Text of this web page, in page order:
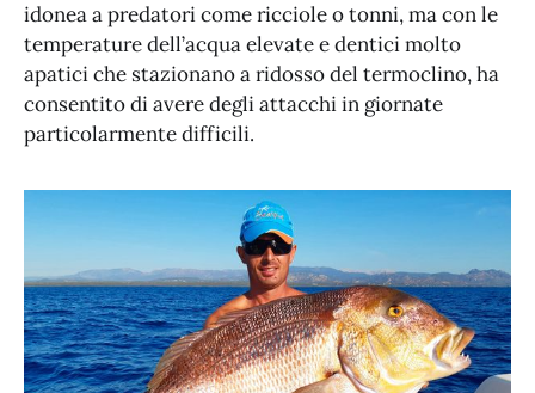
idonea a predatori come ricciole o tonni, ma con le
temperature dell’acqua elevate e dentici molto
apatici che stazionano a ridosso del termoclino, ha
consentito di avere degli attacchi in giornate
particolarmente difficili.